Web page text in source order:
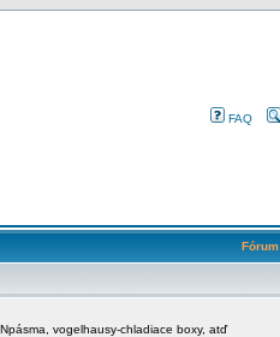
FAQ
Fórum
vogelhausy-chladiace boxy, atď